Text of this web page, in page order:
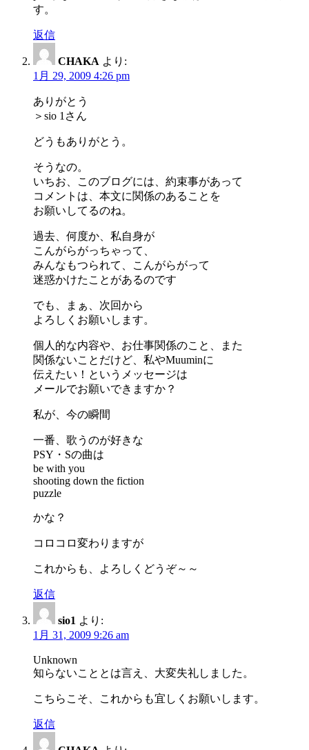
す。
返信
CHAKA より:
1月 29, 2009 4:26 pm
ありがとう
＞sio 1さん
どうもありがとう。
そうなの。
いちお、このブログには、約束事があって
コメントは、本文に関係のあることを
お願いしてるのね。
過去、何度か、私自身が
こんがらがっちゃって、
みんなもつられて、こんがらがって
迷惑かけたことがあるのです
でも、まぁ、次回から
よろしくお願いします。
個人的な内容や、お仕事関係のこと、また
関係ないことだけど、私やMuuminに
伝えたい！というメッセージは
メールでお願いできますか？
私が、今の瞬間
一番、歌うのが好きな
PSY・Sの曲は
be with you
shooting down the fiction
puzzle
かな？
コロコロ変わりますが
これからも、よろしくどうぞ～～
返信
sio1 より:
1月 31, 2009 9:26 am
Unknown
知らないこととは言え、大変失礼しました。
こちらこそ、これからも宜しくお願いします。
返信